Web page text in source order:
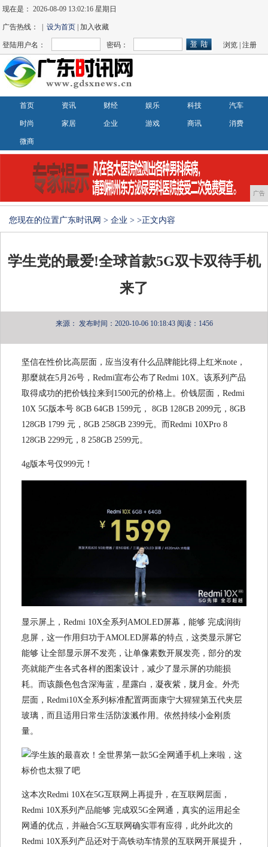
现在是：2026-08-09 13:02:16 星期日
广告热线： |设为首页 | 加入收藏
登陆用户名： 密码： 浏览 |注册
首页 资讯 财经 娱乐 科技 汽车
时尚 家居 企业 游戏 商讯 消费
微商
广告
您现在的位置广东时讯网 > 企业 > >正文内容
学生党的最爱!全球首款5G双卡双待手机
来了
来源： 发布时间：2020-10-06 10:18:43 阅读：1456
坚信在性价比高层面，应当沒有什么品牌能比得上红米note，
那麼就在5月26号，Redmi宣布公布了Redmi 10X。该系列产品
取得成功的把价钱拉来到1500元的价格上。价钱层面，Redmi
10X 5G版本号 8GB 64GB 1599元， 8GB 128GB 2099元，8GB
128GB 1799 元，8GB 258GB 2399元。而Redmi 10XPro 8
128GB 2299元，8 258GB 2599元。
4g版本号仅999元！
显示屏上，Redmi 10X全系列AMOLED屏幕，能够 完成润街
息屏，这一作用归功于AMOLED屏幕的特点，这类显示屏它
能够 让全部显示屏不发亮，让单像素数开展发亮，部分的发
亮就能产生各式各样的图案设计，减少了显示屏的功能损
耗。而该颜色包含深海蓝，星露白，凝夜紫，胧月金。外壳
层面，Redmi10X全系列标准配置两面康宁大猩猩第五代夹层
玻璃，而且适用日常生活防泼溅作用。依然持续小金刚质
量。
这本次Redmi 10X在5G互联网上再提升，在互联网层面，
Redmi 10X系列产品能够 完成双5G全网通，真实的运用起全
网通的优点，并融合5G互联网确实罪有应得，此外此次的
Redmi 10X系列产品还对于高铁动车情景的互联网开展提升，